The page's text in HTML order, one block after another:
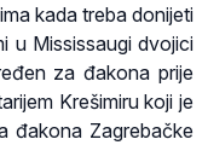
kada treba donijeti
u Mississaugi dvojici
za đakona prije
Krešimiru koji je
đakona Zagrebačke